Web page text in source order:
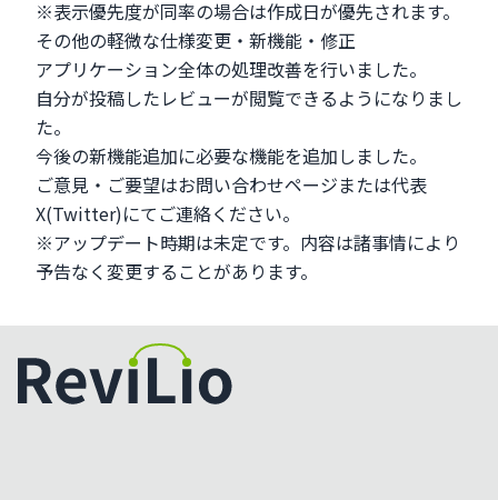
※表示優先度が同率の場合は作成日が優先されます。
その他の軽微な仕様変更・新機能・修正
アプリケーション全体の処理改善を行いました。
自分が投稿したレビューが閲覧できるようになりまし
た。
今後の新機能追加に必要な機能を追加しました。
ご意見・ご要望はお問い合わせページまたは代表
X(Twitter)にてご連絡ください。
※アップデート時期は未定です。内容は諸事情により
予告なく変更することがあります。